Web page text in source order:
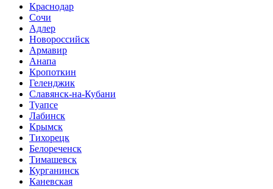
Краснодар
Сочи
Адлер
Новороссийск
Армавир
Анапа
Кропоткин
Геленджик
Славянск-на-Кубани
Туапсе
Лабинск
Крымск
Тихорецк
Белореченск
Тимашевск
Курганинск
Каневская